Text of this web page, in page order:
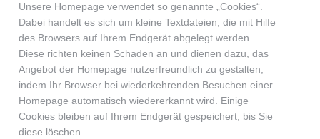
Unsere Homepage verwendet so genannte „Cookies“.
Dabei handelt es sich um kleine Textdateien, die mit Hilfe
des Browsers auf Ihrem Endgerät abgelegt werden.
Diese richten keinen Schaden an und dienen dazu, das
Angebot der Homepage nutzerfreundlich zu gestalten,
indem Ihr Browser bei wiederkehrenden Besuchen einer
Homepage automatisch wiedererkannt wird. Einige
Cookies bleiben auf Ihrem Endgerät gespeichert, bis Sie
diese löschen.